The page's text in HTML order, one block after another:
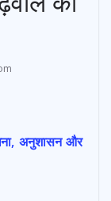
अनुशासन और